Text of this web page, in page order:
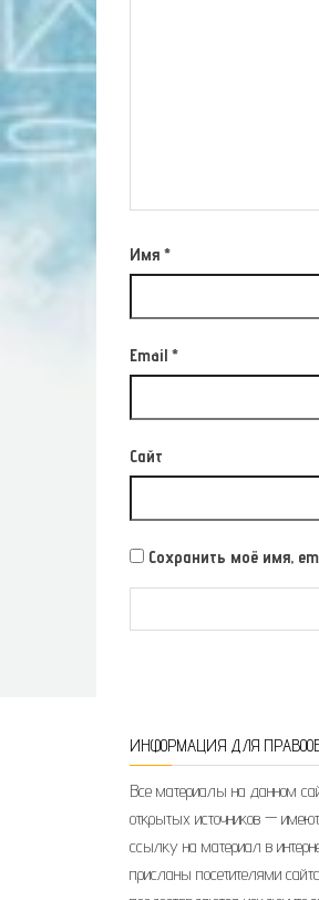
Имя *
Email *
Сайт
Сохранить моё имя,
ИНФОРМАЦИЯ ДЛЯ
Все материалы на данном
открытых источников —
ссылку на материал в
присланы посетителями